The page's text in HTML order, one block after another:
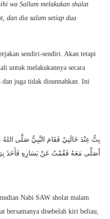
wa Sallam melakukan shalat
dan dia salam setiap dua
sendiri-sendiri. Akan tetapi
untuk melakukannya secara
juga tidak disunnahkan. Ini
بِتُّ عِنْدَ خَالَتِيْ فَقَامَ النَّبِيُّ صَلَّى
اُصَلِّى مَعَهُ فَقُمْتُ عَنْ يَسَارِهِ فَأَخَذَ
Nabi SAW sholat malam
bersamanya disebelah kiri beliau,